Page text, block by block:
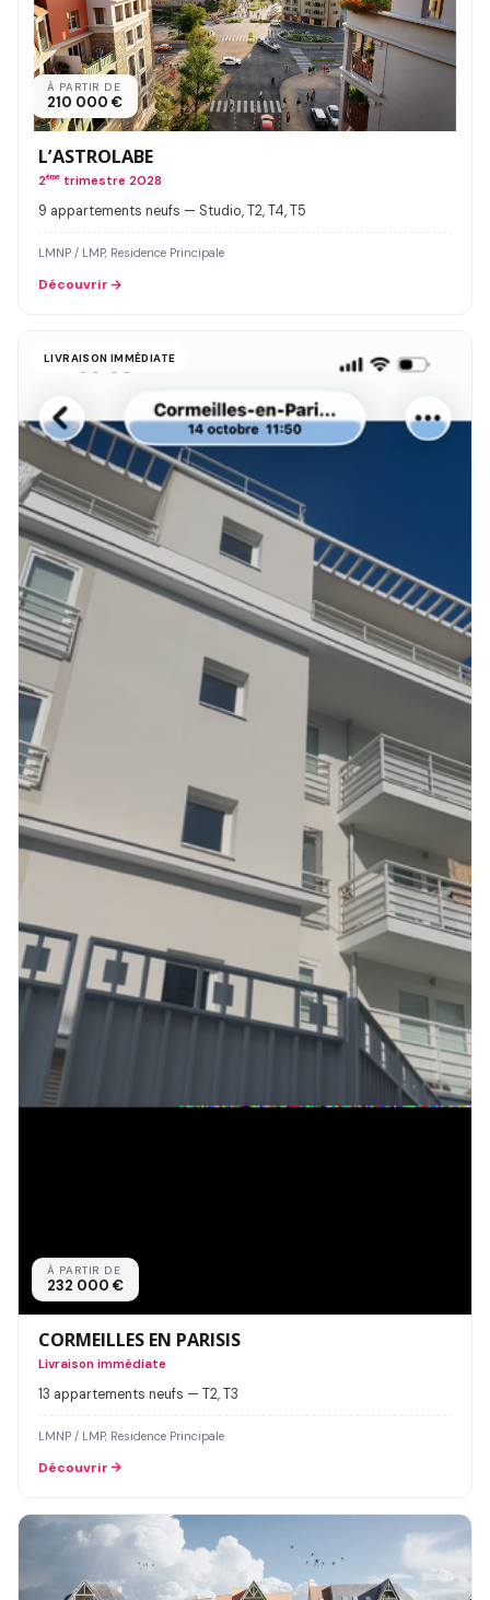
À PARTIR DE
210 000 €
L’ASTROLABE
2ème trimestre 2028
9 appartements neufs — Studio, T2, T4, T5
LMNP / LMP, Residence Principale
Découvrir
LIVRAISON IMMÉDIATE
À PARTIR DE
232 000 €
CORMEILLES EN PARISIS
Livraison immédiate
13 appartements neufs — T2, T3
LMNP / LMP, Residence Principale
Découvrir